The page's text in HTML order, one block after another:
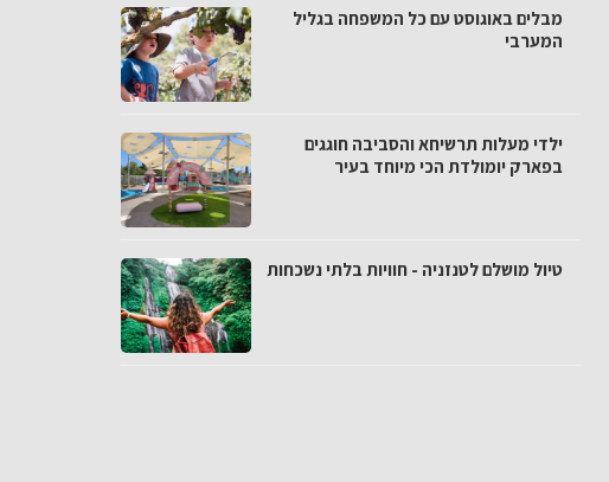
מבלים באוגוסט עם כל המשפחה בגליל
המערבי
ילדי מעלות תרשיחא והסביבה חוגגים
בפארק יומולדת הכי מיוחד בעיר
טיול מושלם לטנזניה - חוויות בלתי נשכחות